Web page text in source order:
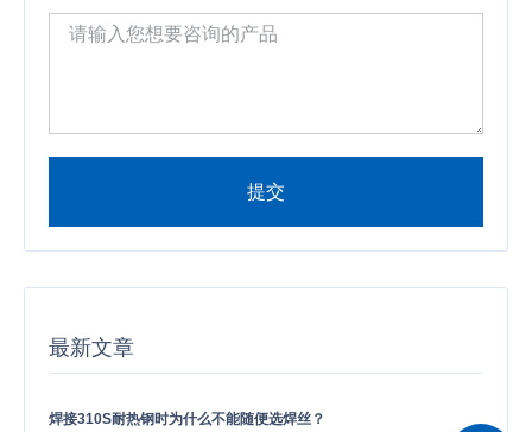
提交
最新文章
焊接310S耐热钢时为什么不能随便选焊丝？